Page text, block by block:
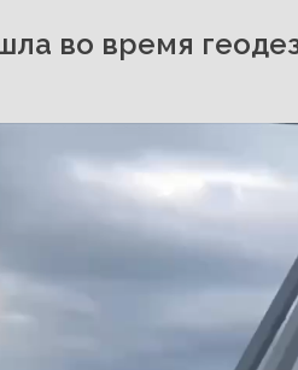
во время